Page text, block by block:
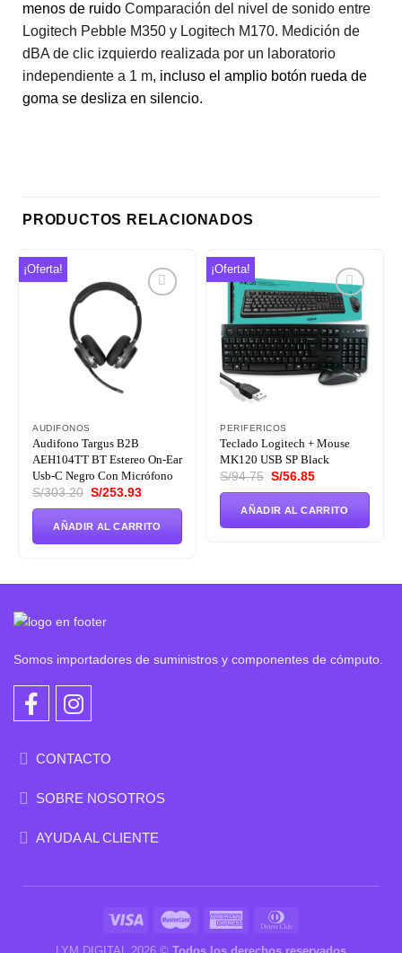
menos de ruido Comparación del nivel de sonido entre
Logitech Pebble M350 y Logitech M170. Medición de
dBA de clic izquierdo realizada por un laboratorio
independiente a 1 m, incluso el amplio botón rueda de
goma se desliza en silencio.
PRODUCTOS RELACIONADOS
¡Oferta!
lista de
AUDIFONOS
Audifono Targus B2B
AEH104TT BT Estereo On-Ear
Usb-C Negro Con Micrófono
S/303.20 El
era:
S/253.93El
es:
S/253.93.
AÑADIR AL CARRITO
¡Oferta!
Añadir
a la
lista de
deseos
PERIFERICOS
Teclado Logitech + Mouse
MK120 USB SP Black
S/94.75 El
era:
S/56.85El
es:
AÑADIR AL CARRITO
Somos importadores de suministros y componentes de cómputo.
CONTACTO
SOBRE NOSOTROS
AYUDA AL CLIENTE